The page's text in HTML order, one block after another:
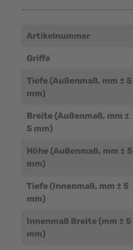
Artikelnummer
Griffe
Tiefe (Außenmaß, mm ± 5
mm)
Breite (Außenmaß, mm ±
5 mm)
Höhe (Außenmaß, mm ± 5
mm)
Tiefe (Innenmaß, mm ± 5
mm)
Innenmaß Breite (mm ± 5
mm)